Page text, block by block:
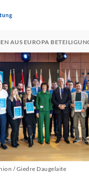
AUS EUROPA
/ Giedre Daugelaite